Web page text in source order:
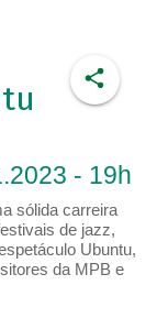
- 19h
sólida carreira
de jazz,
Ubuntu,
da MPB e